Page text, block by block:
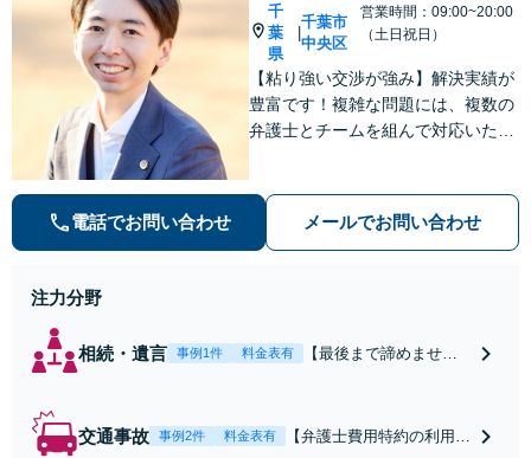
千
葉
県
千葉市
中央区
営業時間：09:00~20:00
（土日祝日）
【粘り強い交渉が強み】解決実績が
豊富です！複雑な問題には、複数の
弁護士とチームを組んで対応いたし
添い、不安を軽減します。まずはお
気軽にご相談ください。
電話でお問い合わせ メールでお問い合わせ
注力分野
相続・遺言 事例1件 料金表有
【最後まで諦めませ
合意してしまう前にご
交通事故 事例2件 料金表有
【弁護士費用特約の利用＆